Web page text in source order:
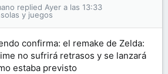
y juegos
Ayer a las 13:33
confirma: el remake de Zelda:
no sufrirá retrasos y se lanzará
estaba previsto